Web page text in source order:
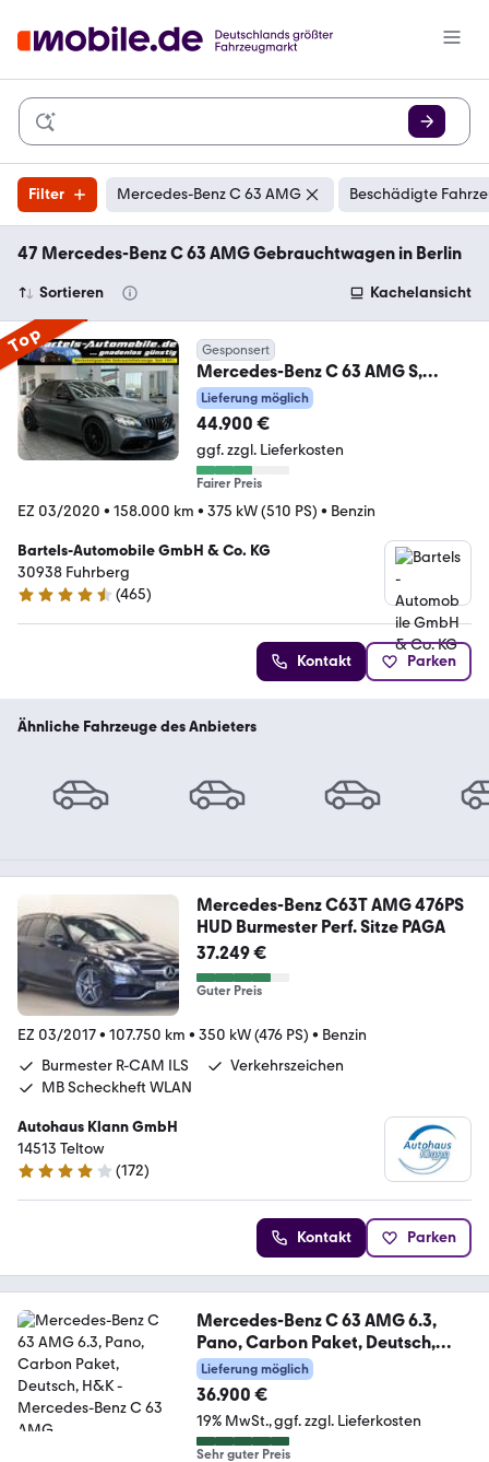
Filter Mercedes-Benz C 63 AMG Beschädigte
47 Mercedes-Benz C 63 AMG Gebrauchtwagen in Berlin
Sortieren Kachelansicht
Top Gesponsert
Mercedes-Benz C 63 AMG S,
Performance Sitze, Burmester
Lieferung möglich
44.900 €
ggf. zzgl. Lieferkosten
Fairer Preis
EZ 03/2020 • 158.000 km • 375 kW (510 PS) • Benzin
Bartels-Automobile GmbH & Co. KG
30938 Fuhrberg
4.6 Sterne
(465)
Kontakt Parken
Ähnliche Fahrzeuge des Anbieters
Mercedes-Benz C63T AMG 476PS
HUD Burmester Perf. Sitze PAGA
37.249 €
Guter Preis
EZ 03/2017• 107.750 km • 350 kW (476 PS) • Benzin
Burmester R-CAM ILS
Verkehrszeichen
MB Scheckheft WLAN
Autohaus Klann GmbH
14513 Teltow
4 Sterne
(172)
Kontakt Parken
Mercedes-Benz C 63 AMG 6.3,
Pano, Carbon Paket, Deutsch,
H&K
Lieferung möglich
36.900 €
19% MwSt. ggf. zzgl. Lieferkosten
Sehr guter Preis